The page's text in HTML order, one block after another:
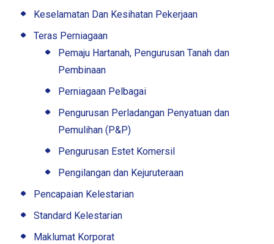
Keselamatan Dan Kesihatan Pekerjaan
Teras Perniagaan
Pemaju Hartanah, Pengurusan Tanah dan
Pembinaan
Perniagaan Pelbagai
Pengurusan Perladangan Penyatuan dan
Pemulihan (P&P)
Pengurusan Estet Komersil
Pengilangan dan Kejuruteraan
Pencapaian Kelestarian
Standard Kelestarian
Maklumat Korporat